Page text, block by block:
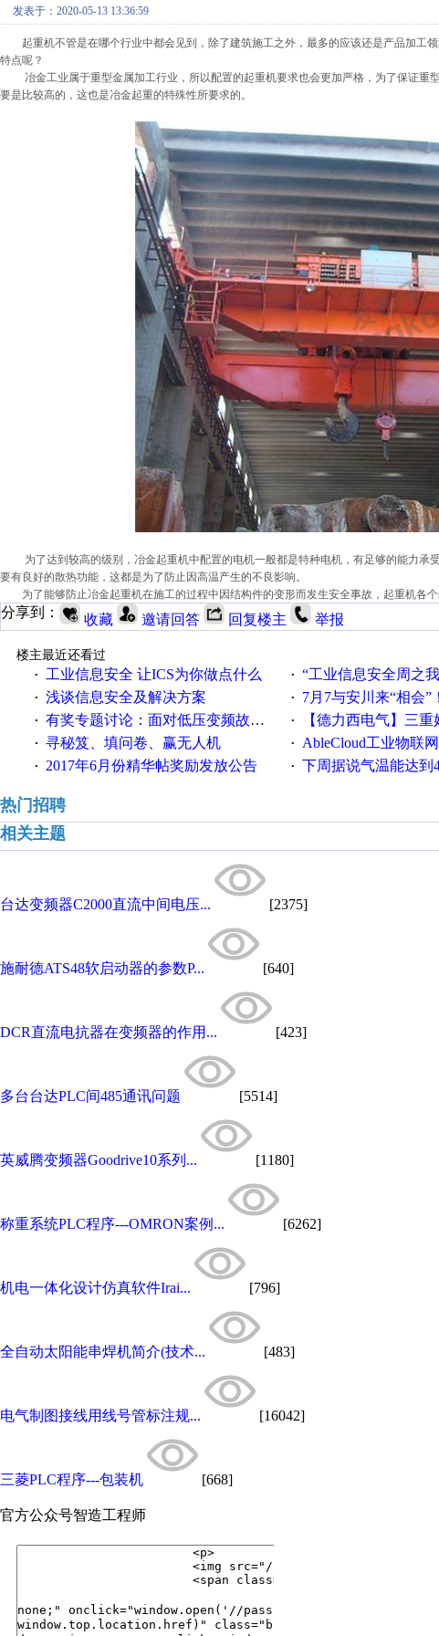
发表于：2020-05-13 13:36:59
起重机不管是在哪个行业中都会见到，除了建筑施工之外，最多的应该还是产品加工
特点呢？
冶金工业属于重型金属加工行业，所以配置的起重机要求也会更加严格，为了保证
要是比较高的，这也是冶金起重的特殊性所要求的。
为了达到较高的级别， 冶金起重机中配置的电机一般都是特种电机，有足够的能力承
要有良好的散热功能，这都是为了防止因高温产生的不良影响。
为了能够防止冶金起重机在施工的过程中因结构件的变形而发生安全事故，起重机各
分享到： 收藏 邀请回答 回复楼主 举报
楼主最近还看过
·
工业信息安全 让ICS为你做点什么 · “工业信息安全周之我见”话题互动
· 浅谈信息安全及解决方案 · 7月7与安川来“相会”！
· 有奖专题讨论：面对低压变频故障，老手是这样解决的！ · 【德力西电气】三重好
· 寻秘笈、填问卷、赢无人机 · AbleCloud工业物联网云解
· 2017年6月份精华帖奖励发放公告 · 下周据说气温能达到
热门招聘
相关主题
台达变频器C2000直流中间电压... [2375]
施耐德ATS48软启动器的参数P... [640]
DCR直流电抗器在变频器的作用... [423]
多台台达PLC间485通讯问题 [5514]
英威腾变频器Goodrive10系列... [1180]
称重系统PLC程序---OMRON案例... [6262]
机电一体化设计仿真软件Irai... [796]
全自动太阳能串焊机简介(技术... [483]
电气制图接线用线号管标注规... [16042]
三菱PLC程序---包装机 [668]
官方公众号智造工程师